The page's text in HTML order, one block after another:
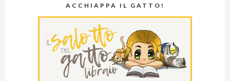
ACCHIAPPA IL GATTO!